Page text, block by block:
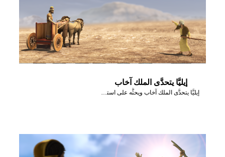
إيليَّا يتحدَّى الملك آخاب
إيليَّا يتحدَّى الملك آخاب ويحثَّه على استدعاء أنبياء البعل.